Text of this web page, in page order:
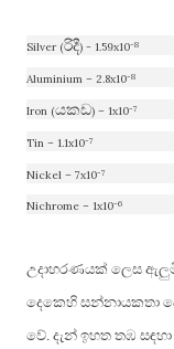
Silver (රිදී) - 1.59x10-8
Aluminium – 2.8x10-8
Iron (යකඩ) – 1x10-7
Tin – 1.1x10-7
Nickel – 7x10-7
Nichrome – 1x10-6
උදාහරණයක් ලෙස
දෙකෙහි සන්නායකතා
වේ. දැන් ඉහත තඹ